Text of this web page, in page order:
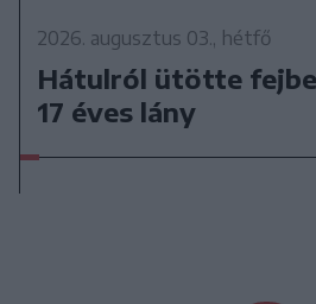
2026. augusztus 03., hétfő
Hátulról ütötte
17 éves lány